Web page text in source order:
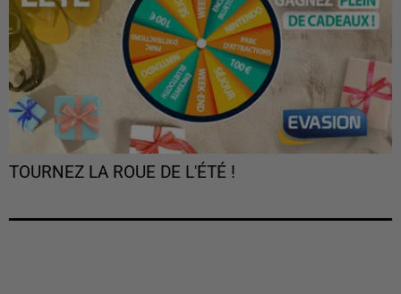
TOURNEZ LA ROUE DE L'ÉTÉ !